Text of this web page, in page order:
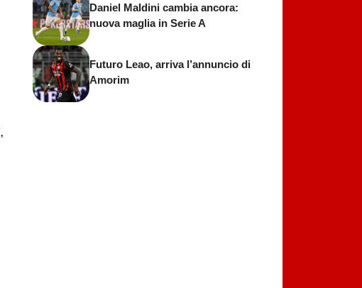
,
Daniel Maldini cambia ancora:
nuova maglia in Serie A
Futuro Leao, arriva l’annuncio di
Amorim